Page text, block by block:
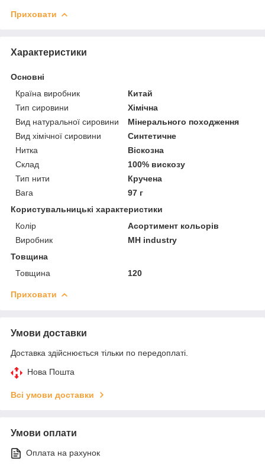
Приховати
Характеристики
Основні
Країна виробник
Китай
Тип сировини
Хімічна
Вид натуральної сировини
Мінерального походження
Вид хімічної сировини
Синтетичне
Нитка
Віскозна
Склад
100% вискозу
Тип нити
Кручена
Вага
97 г
Користувальницькі характеристики
Колір
Асортимент кольорів
Виробник
MH industry
Товщина
Товщина
120
Приховати
Умови доставки
Доставка здійснюється тільки по передоплаті.
Нова Пошта
Всі умови доставки
Умови оплати
Оплата на рахунок